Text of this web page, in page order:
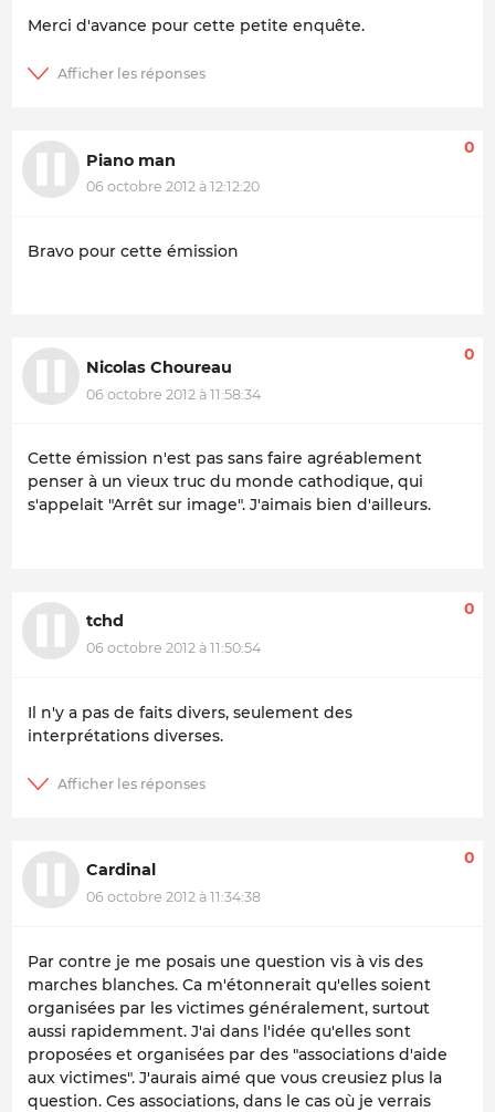
Merci d'avance pour cette petite enquête.
Piano man
06 octobre 2012 à 12:12:20
0
Bravo pour cette émission
Nicolas Choureau
06 octobre 2012 à 11:58:34
0
Cette émission n'est pas sans faire agréablement
penser à un vieux truc du monde cathodique, qui
s'appelait "Arrêt sur image". J'aimais bien d'ailleurs.
tchd
06 octobre 2012 à 11:50:54
0
Il n'y a pas de faits divers, seulement des
interprétations diverses.
Cardinal
06 octobre 2012 à 11:34:38
0
Par contre je me posais une question vis à vis des
marches blanches. Ca m'étonnerait qu'elles soient
organisées par les victimes généralement, surtout
aussi rapidemment. J'ai dans l'idée qu'elles sont
proposées et organisées par des "associations d'aide
aux victimes". J'aurais aimé que vous creusiez plus la
question. Ces associations, dans le cas où je verrais